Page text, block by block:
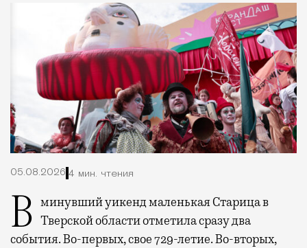
05.08.2026 4 мин. чтения
В минувший уикенд маленькая Старица в Тверской области отметила сразу два
события. Во-первых, свое 729-летие. Во-вторых,